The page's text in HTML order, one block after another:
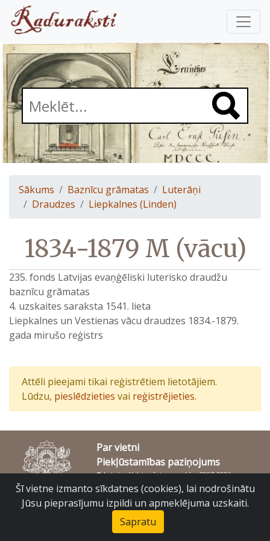
Sākums Baznīcu grāmatas
Luterāņi
Draudzes
Liepkalnes (Linden)
1834-1879 M (vācu)
235. fonds Latvijas evaņģēliski luterisko draudžu
baznīcu grāmatas
4. uzskaites saraksta 1541. lieta
Liepkalnes un Vestienas vācu draudzes 1834.-1879.
gada mirušo reģistrs
Attēli pieejami tikai reģistrētiem lietotājiem.
Lūdzu, pieslēdzieties vai reģistrējieties.
Par vietni
Piekļūstamības paziņojums
© Latvijas Valsts vēstures arhīvs 2007-2026
Slokas iela 16, Rīga, LV – 1048
Šī vietne izmanto sīkdatnes (cookies), lai nodrošinātu
Jūsu pieprasījumu izpildi un apmeklējuma uzskaiti.
Sapratu